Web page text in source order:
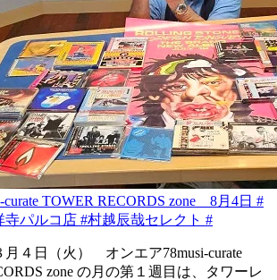
curate TOWER RECORDS zone 8月4日 #
寺パルコ店 #村越辰哉セレクト #
月４日（火） オンエア78musi-curate
zone の月の第１週目は、タワーレ